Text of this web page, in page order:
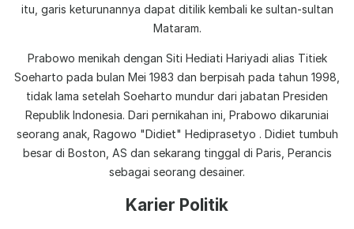
itu, garis keturunannya dapat ditilik kembali ke sultan-sultan
Mataram.
Prabowo menikah dengan Siti Hediati Hariyadi alias Titiek
Soeharto pada bulan Mei 1983 dan berpisah pada tahun 1998,
tidak lama setelah Soeharto mundur dari jabatan Presiden
Republik Indonesia. Dari pernikahan ini, Prabowo dikaruniai
seorang anak, Ragowo "Didiet" Hediprasetyo . Didiet tumbuh
besar di Boston, AS dan sekarang tinggal di Paris, Perancis
sebagai seorang desainer.
Karier Politik